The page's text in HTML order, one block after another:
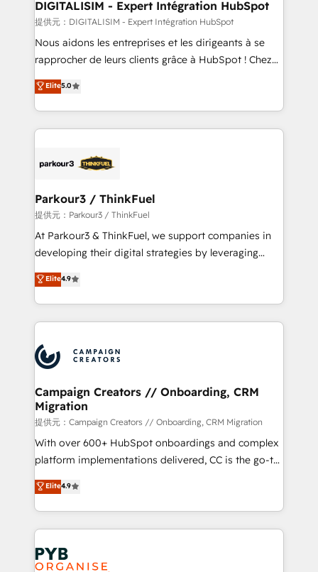
dedicated to HubSpot and with an experienced
team (50+), we work with reputable companies in
B2B sectors such as manufacturing, SaaS and
business services. We prepare a customized
impact of your digital transformation, including a
detailed financial rationale with a focus on ROI and
embark on a transformational journey that sets your
business up for long-term success. Unlock your
DIGITALISIM - Expert Intégration HubSpot
提供元：DIGITALISIM - Expert Intégration HubSpot
Nous aidons les entreprises et les dirigeants à se
rapprocher de leurs clients grâce à HubSpot ! Chez
DIGITALISIM, nous avons l'intime conviction que la
réussite des entreprises passe par l’innovation web,
le marketing digital, et la relation client ! C'est
pourquoi, nos experts sont à la fois capables de
référencement, votre stratégie digitale et le pilotage
projet HubSpot avec DIGITALISIM : 🧽 Nettoyage,
migration et intégration des bases de données. 🚀
Développement des interfaces avec vos logiciels
métiers ⚙️ Configuration de la plateforme HubSpot
Book Process & Guidelines utilisateurs 🎓
Formations des utilisateurs
Elite5.0
Parkour3 / ThinkFuel
提供元：Parkour3 / ThinkFuel
At Parkour3 & ThinkFuel, we support companies in
developing their digital strategies by leveraging
technologies and automating their marketing and
sales processes to generate growth. Our offer spans
from Strategy to Operations. We specialize in CRM
onboarding and implementation, web design, sales
extensive experience working with tech companies
and manufacturers since 2002, we are committed to
empowering our clients and developing their
autonomy. Get to grips with HubSpot through
guided implementation and seamless integration of
the CRM platform into your digital ecosystem. Would
you like support in deploying your inbound
to your needs and sales objectives. With 125+
certifications, we are part of the most certified
services are offered in both English & French.
Elite4.9
Campaign Creators // Onboarding, CRM
Migration
提供元：Campaign Creators // Onboarding, CRM Migration
With over 600+ HubSpot onboardings and complex
platform implementations delivered, CC is the go-to
Elite Solutions Partner for businesses ready to
migrate, replatform, and scale smarter. We specialize
in high-impact CRM and CMS migrations and
onboarding from platforms like Salesforce, NetSuite,
Zoho, Pardot, Marketo, Microsoft Dynamics, Wix,
WordPress and legacy CRMs, turning fragmented
Elite4.9